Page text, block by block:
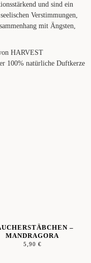
und sind ein
Verstimmungen,
mit Ängsten,
HARVEST
100% natürliche Duftkerze
–
MANDRAGORA
5,90 €